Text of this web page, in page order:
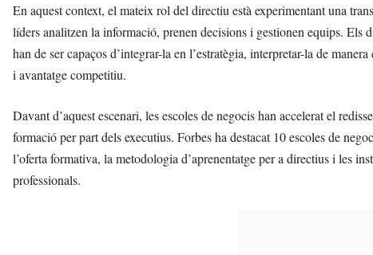
En aquest context, el mateix rol del directiu està experimentant una
líders analitzen la informació, prenen decisions i gestionen equips. Els
han de ser capaços d’integrar-la en l’estratègia, interpretar-la de
i avantatge competitiu.
Davant d’aquest escenari, les escoles de negocis han accelerat el
formació per part dels executius. Forbes ha destacat 10 escoles de
l’oferta formativa, la metodologia d’aprenentatge per a directius i les
professionals.